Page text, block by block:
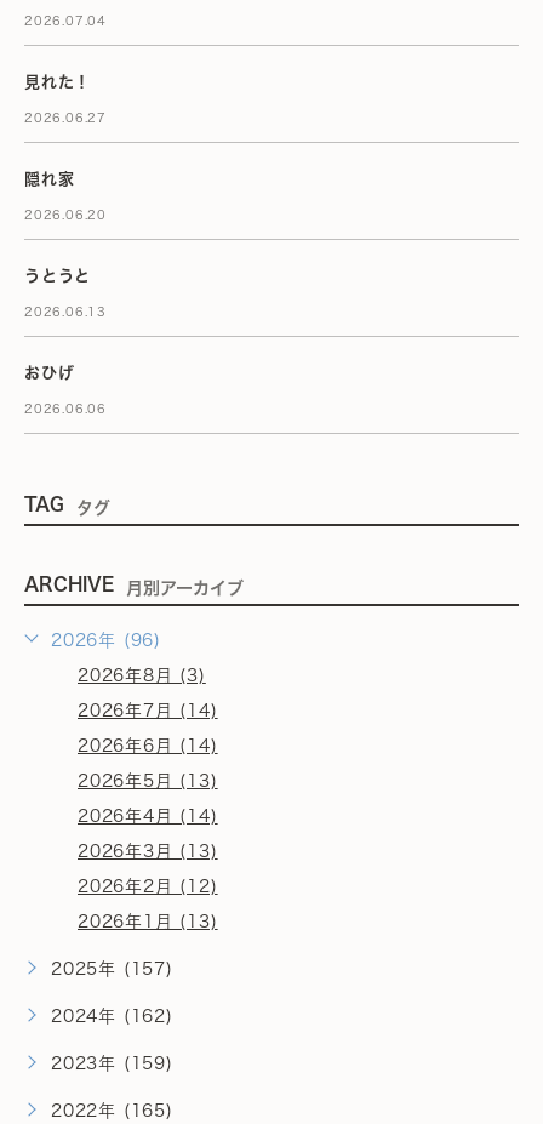
2026.07.04
見れた！
2026.06.27
隠れ家
2026.06.20
うとうと
2026.06.13
おひげ
2026.06.06
TAG タグ
ARCHIVE 月別アーカイブ
2026年 (96)
2026年8月 (3)
2026年7月 (14)
2026年6月 (14)
2026年5月 (13)
2026年4月 (14)
2026年3月 (13)
2026年2月 (12)
2026年1月 (13)
2025年 (157)
2024年 (162)
2023年 (159)
2022年 (165)